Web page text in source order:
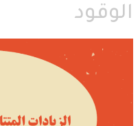
الوقود